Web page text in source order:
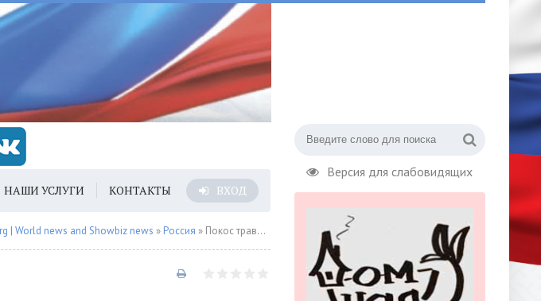
Версия для слабовидящих
НАШИ УСЛУГИ КОНТАКТЫ ВХОД
| World news and Showbiz news » Россия » Покос травы в 14 тыс. дворов Подмосковья теперь контролируют в «цифре»